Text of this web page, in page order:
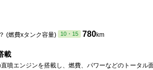
(燃費xタンク容量) 10・15 780km
載
噴エンジンを搭載し、燃費、パワーなどのトータル